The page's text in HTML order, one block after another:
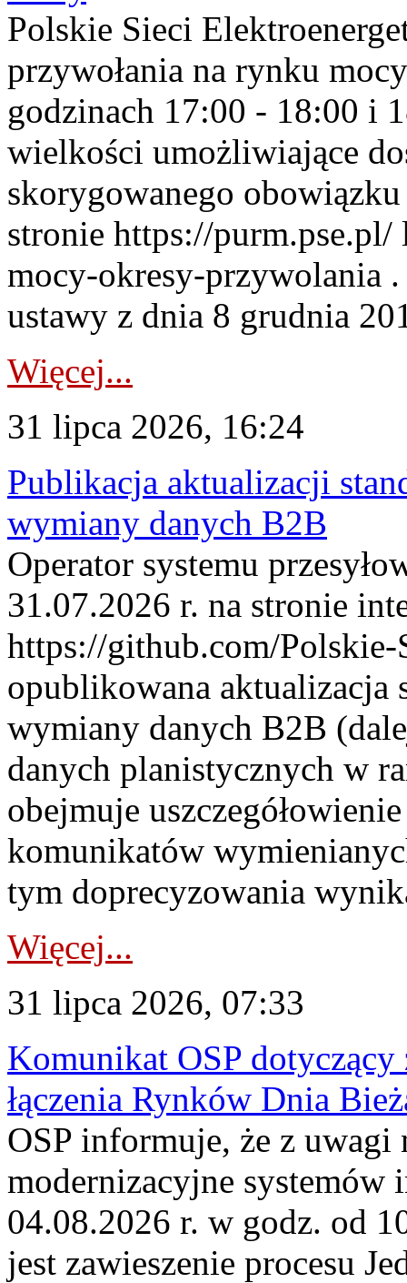
Polskie Sieci
przywołania na rynku
godzinach 17:00 - 18:00 i
wielkości umożliwiające
skorygowanego
stronie https://
mocy-okresy-przywolania
ustawy z dnia 8 grudnia
Więcej...
31 lipca 2026, 16:24
Publikacja aktualizacji
wymiany danych B2B
Operator systemu
31.07.2026 r. na stronie
https://github.com/Polskie-
opublikowana aktualizacja
wymiany danych B2B
danych planistycznych w
obejmuje
komunikatów
tym doprecyzowania
Więcej...
31 lipca 2026, 07:33
Komunikat OSP dotyczący
łączenia Rynków Dnia
OSP informuje, że z uwagi
modernizacyjne
04.08.2026 r. w godz. od
jest zawieszenie procesu